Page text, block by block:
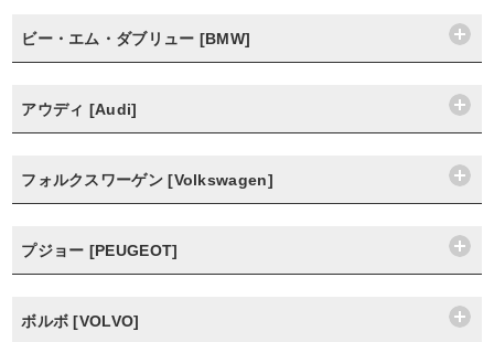
ビー・エム・ダブリュー [BMW]
アウディ [Audi]
フォルクスワーゲン [Volkswagen]
プジョー [PEUGEOT]
ボルボ [VOLVO]